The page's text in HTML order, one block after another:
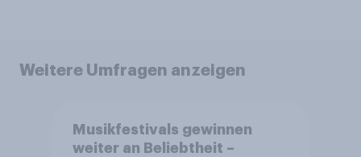
Weitere Umfragen anzeigen
Musikfestivals gewinnen
weiter an Beliebtheit –